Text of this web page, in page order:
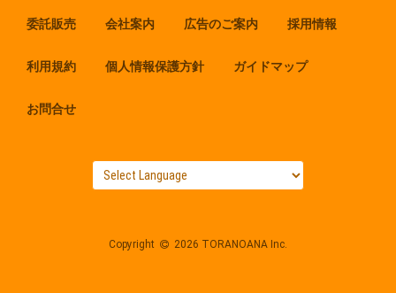
委託販売 会社案内 広告のご案内 採用情報
利用規約 個人情報保護方針 ガイドマップ
お問合せ
Copyright 2026 TORANOANA Inc.